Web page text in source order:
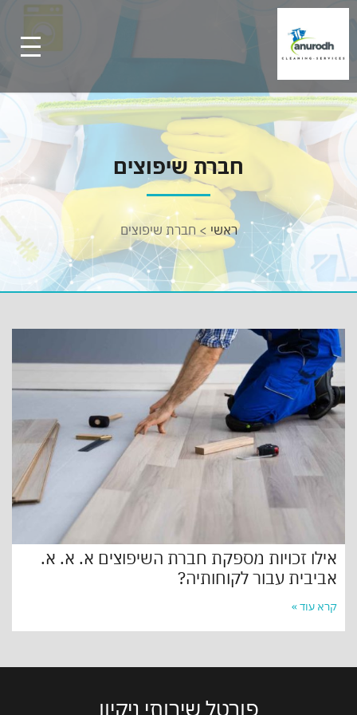
חברת שיפוצים
ראשי > חברת שיפוצים
אילו זכויות מספקת חברת השיפוצים א. א. א.
אביבית עבור לקוחותיה?
קרא עוד »
פורטל שירותי ניקיון